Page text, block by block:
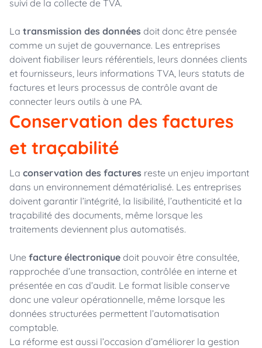
suivi de la collecte de TVA.
La transmission des données doit donc être pensée
comme un sujet de gouvernance. Les entreprises
doivent fiabiliser leurs référentiels, leurs données clients
et fournisseurs, leurs informations TVA, leurs statuts de
factures et leurs processus de contrôle avant de
connecter leurs outils à une PA.
Conservation des factures
et traçabilité
La conservation des factures reste un enjeu important
dans un environnement dématérialisé. Les entreprises
doivent garantir l’intégrité, la lisibilité, l’authenticité et la
traçabilité des documents, même lorsque les
traitements deviennent plus automatisés.
Une facture électronique doit pouvoir être consultée,
rapprochée d’une transaction, contrôlée en interne et
présentée en cas d’audit. Le format lisible conserve
donc une valeur opérationnelle, même lorsque les
données structurées permettent l’automatisation
comptable.
La réforme est aussi l’occasion d’améliorer la gestion